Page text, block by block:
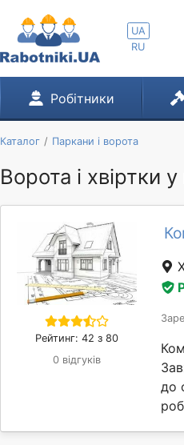
UA
RU
Робітники
Каталог Паркани і ворота
Ворота і хвіртки
Рейтинг: 42 з 80
0 відгуків
до